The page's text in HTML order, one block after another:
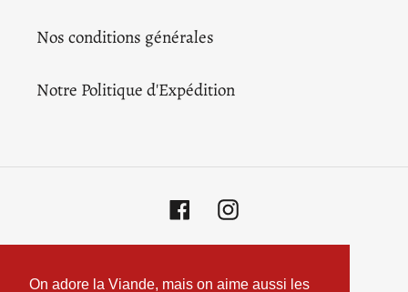
On adore la Viande, mais on aime aussi les
Nos conditions générales
Notre Politique d'Expédition
FacebookInstagram
de